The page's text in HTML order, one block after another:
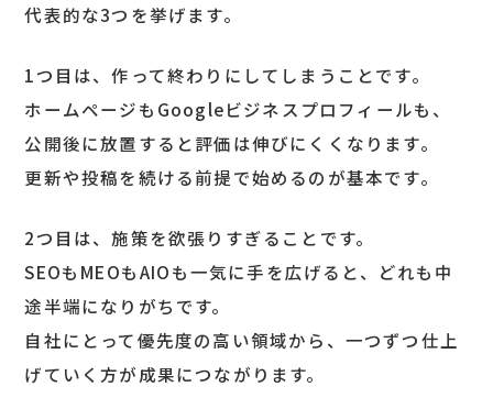
代表的な3つを挙げます。
1つ目は、作って終わりにしてしまうことです。
ホームページもGoogleビジネスプロフィールも、
公開後に放置すると評価は伸びにくくなります。
更新や投稿を続ける前提で始めるのが基本です。
2つ目は、施策を欲張りすぎることです。
SEOもMEOもAIOも一気に手を広げると、どれも中
途半端になりがちです。
自社にとって優先度の高い領域から、一つずつ仕上
げていく方が成果につながります。